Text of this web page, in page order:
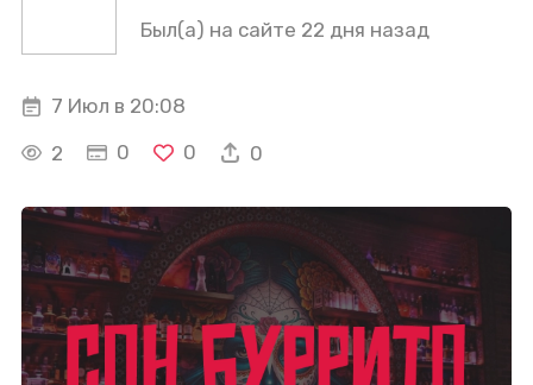
Был(а) на сайте 22 дня назад
7 Июл в 20:08
2
0 0 0